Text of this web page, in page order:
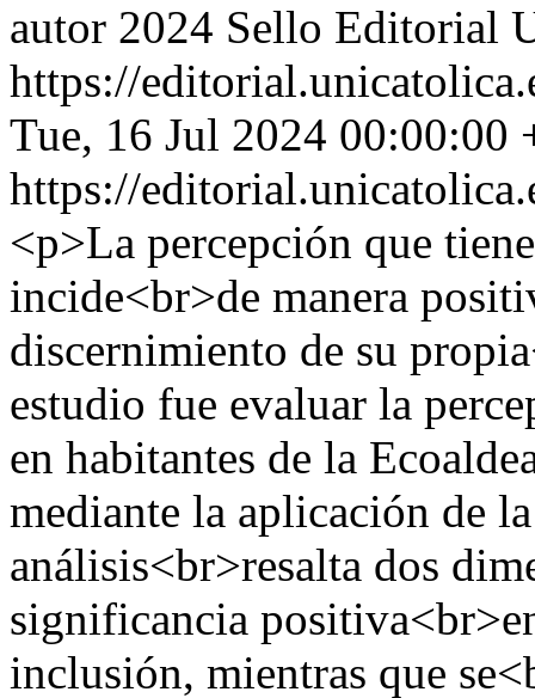
autor 2024 Sello Editorial
https://
Tue, 16 Jul 2024 00:00:00
https://
<p>La percepción que
incide<br>de manera
discernimiento de su
estudio fue evaluar la
en habitantes de la
mediante la aplicación de
análisis<br>resalta dos
significancia
inclusión, mientras que